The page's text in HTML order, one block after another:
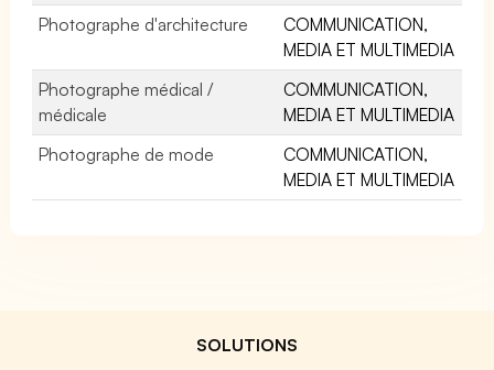
Photographe d'architecture
COMMUNICATION,
MEDIA ET MULTIMEDIA
Photographe médical /
médicale
COMMUNICATION,
MEDIA ET MULTIMEDIA
Photographe de mode
COMMUNICATION,
MEDIA ET MULTIMEDIA
SOLUTIONS